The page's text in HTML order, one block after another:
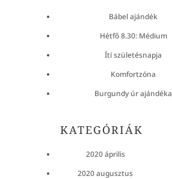
Bábel ajándék
Hétfő 8.30: Médium
Ítí születésnapja
Komfortzóna
Burgundy úr ajándéka
KATEGÓRIÁK
2020 április
2020 augusztus